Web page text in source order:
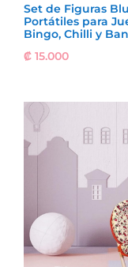
Set de Figuras
Portátiles para
Bingo, Chilli y
₡ 15.000